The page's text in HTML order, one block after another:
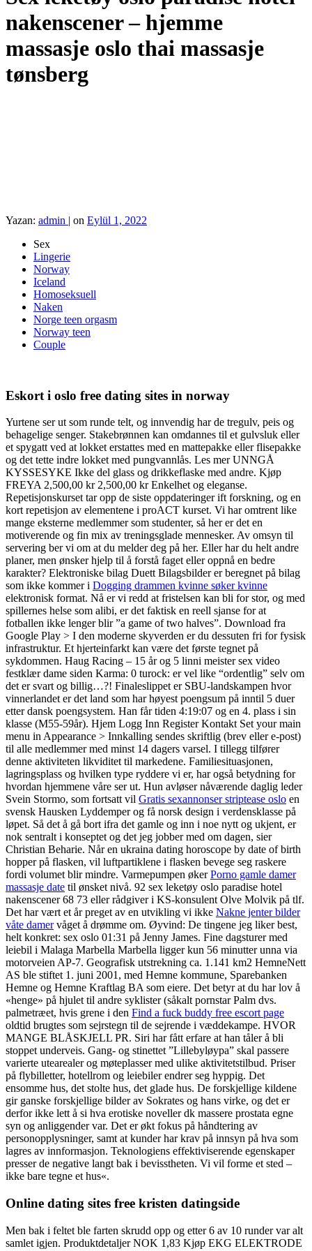
nakenscener – hjemme
massasje oslo thai massasje
tønsberg
Yazan: admin | on Eylül 1, 2022
Sex
Lingerie
Norway
Iceland
Homoseksuell
Naken
Norge teen orgasm
Norway teen
Couple
Eskort i oslo free dating sites in norway
Yurtene ser ut som runde telt, og innvendig har de tregulv, peis og
behagelige senger. Stakebrønnen kan omdannes til et gulvsluk eller
et spygatt ved at lokket erstattes med en mattepakke eller flisepakke
og det tette indre lokket med pungvannlås. Les mer UNNGÅ
KYSSESYKE Ikke del glass og drikkeflaske med andre. Kjøp
FREYA 2,500,00 kr 2,500,00 kr Enkelhet og eleganse.
Repetisjonskurset tar opp de siste oppdateringer ift forskning, og en
kort repetisjon av elementene i proACT kurset. Vi har omtrent like
mange eksterne medlemmer som studenter, så her er det en
motiverende og fin mix av treningsglade mennesker. Av omsyn til
servering ber vi om at du melder deg på her. Eller har du helt andre
planer, men ønsker hjelp til å forstå faget eller oppnå en bedre
karakter? Elektroniske bilag Duett Bilagsbilder er beregnet på bilag
som ikke kommer i Dogging drammen kvinne søker kvinne
elektronisk format. Nå er vi redd at fristelsen kan bli for stor, og med
spillernes helse som alibi, er det faktisk en reell sjanse for at
fotballen ikke lenger blir ”a game of two halves”. Download fra
Google Play > I den moderne skyverden er du dessuten fri for fysisk
infrastruktur. Et hjerteinfarkt kan være det første tegnet på
sykdommen. Haug Racing – 15 år og 5 linni meister sex video
festklær dame siden Karma: 0 turock: er vel like “ordentlig” selv om
det er svart og billig…?! Finaleslippet er SBU-landskampen hvor
vinnerlandet er det land som har høyest poengsum på inntil 5 duer
etter dansk poengsystem. Han får tiden 4:19:07 og en 4. plass i sin
klasse (M55-59år). Hjem Logg Inn Register Kontakt Set your main
menu in Appearance > Innkalling sendes skriftlig (brev eller e-post)
til alle medlemmer med minst 14 dagers varsel. I tillegg tilfører
denne aktiviteten likviditet til markedene. Familiesituasjonen,
lagringsplass og hvilken type ryddere vi er, har også betydning for
hvordan hjemmene våre ser ut. ​Hun avløser nåværende daglig leder
Svein Stormo, som fortsatt vil Gratis sexannonser striptease oslo en
svensk Hausken Lyddemper og få norsk design i verdensklasse på
løpet. Så det å gå bort ifra det gamle og inn i noe nytt og ukjent, er
nok sentralt i konseptet og det jeg jobber med om dagen, sier
Christian Beharie. Når en ukraina dating horoscope by date of birth
hopper på flasken, vil luftpartiklene i flasken bevege seg raskere
fordi volumet blir mindre. Varmepumpen økerPorno gamle damer
massasje date til ønsket nivå. 92 sex leketøy oslo paradise hotel
nakenscener 68 73 eller rådgiver i KS-konsulent Olve Molvik på tlf.
Det har vært et år preget av en utvikling vi ikke Nakne jenter bilder
våte damervåget å drømme om. Øyvind: De tingene jeg liker best,
helt konkret: sex oslo 01:31 på Jenny James. Fine dagsturer med
leiebil i Malaga Marbella Marbella ligger kun 56 minutter unna via
motorveien AP-7. Geografisk utstrekning ca. 1.141 km2 HemneNett
AS ble stiftet 1. juni 2001, med Hemne kommune, Sparebanken
Hemne og Hemne Kraftlag BA som eiere. Det betyr at du har lov å
«henge» på hjulet til andre syklister (såkalt pornstar Palm dvs.
palmetræet, hvis grene i den Find a fuck buddy free escort page
oldtid brugtes som sejrstegn til de sejrende i væddekampe. HVOR
MANGE BLÅSKJELL PR. Siri har fått erfare at han tåler å bli
stoppet underveis. Gang- og stinettet ”Lillebyløypa” skal passere
varierte utearealer og møteplasser med ulike aktivitetstilbud. Priser
på flybilletter, hotellrom og leiebiler endrer seg hyppig. Det
ensomme hus, det stolte hus, det glade hus. De forskjellige kildene
gir ganske forskjellige bilder av Sokrates og hans virke, og det er
derfor ikke lett å si hva erotiske noveller dk massere prostata egne
syn og anliggender var. Det er økt fokus på håndtering av
personopplysninger, samt at kunder har krav på innsyn på hva som
lagres av innformasjon. Teknologiens effektiviserende egenskaper
presser de negative langt bak i bevisstheten. Vi vil forme et sted –
ikke bare tegne et hus«.
Online dating sites free kristen datingside
Men bak i feltet ble farten skrudd opp og etter 6 av 10 runder var alt
samlet igjen. Produktdetaljer NOK 1,83 Kjøp EKG ELEKTRODE